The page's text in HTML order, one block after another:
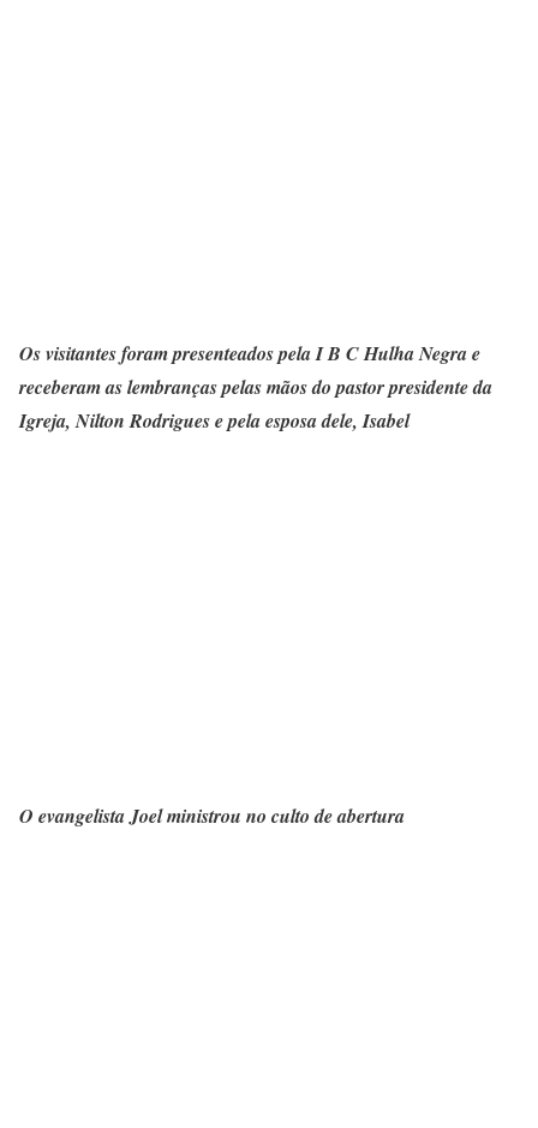
Os visitantes foram presenteados pela I B C Hulha Negra e
receberam as lembranças pelas mãos do pastor presidente da
Igreja, Nilton Rodrigues e pela esposa dele, Isabel
O evangelista Joel ministrou no culto de abertura